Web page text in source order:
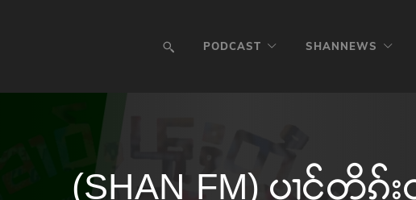
PODCAST SHANNEWS
(SHAN FM) ပၢင်တို